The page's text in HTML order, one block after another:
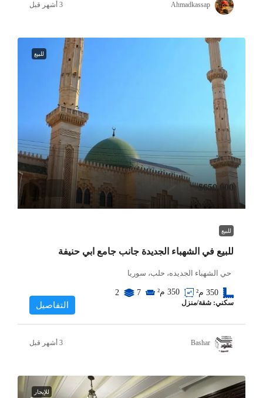
Ahmadkassap
للبيع
$650,000
للبيع
للبيع في الشهباء الجديدة جانب جامع ابي حنيفة
حي الشهباء الجديده، حلب، سوريا
350 م² 350 م² 7
2
سكني: شقة/منزل التفاصيل
Bashar
للإيجار